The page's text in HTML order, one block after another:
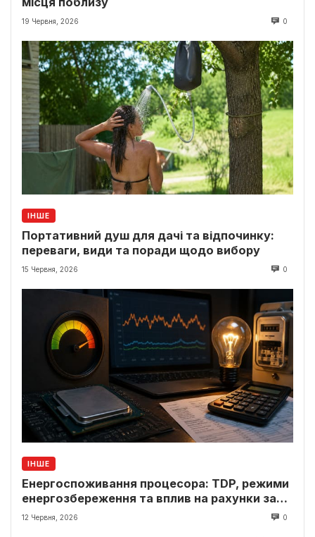
19 Червня, 2026 0
ІНШЕ
Портативний душ для дачі та відпочинку:
переваги, види та поради щодо вибору
15 Червня, 2026 0
ІНШЕ
Енергоспоживання процесора: TDP, режими
енергозбереження та вплив на рахунки за
світло
12 Червня, 2026 0